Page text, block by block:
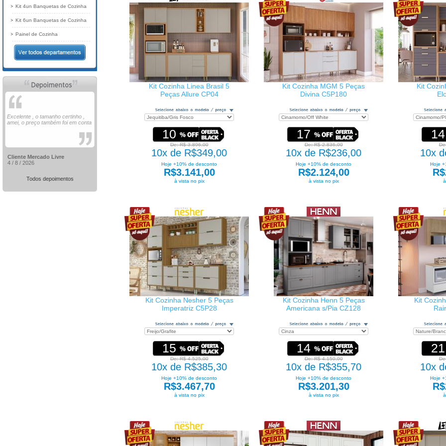
Kit Cozinha Linea Brasil 5
Peças Allure CP04
10
De: R$ 3.896,00
10x de R$349,00
Hoje +10% de desconto
R$3.141,00
à vista no pix
Kit Cozinha MGM 5 Peças
Divina C5P180
17
De: R$ 2.836,00
10x de R$236,00
Hoje +10% de desconto
R$2.124,00
à vista no pix
Kit
14
10x
Hoje
Kit Cozinha Nesher 5 Peças
Imperatriz C5P28
15
De: R$ 4.525,00
10x de R$385,30
Hoje +10% de desconto
R$3.467,70
à vista no pix
Kit Cozinha Henn 5 Peças
Americana s/Pia CZ128
14
De: R$ 4.150,00
10x de R$355,70
Hoje +10% de desconto
R$3.201,30
à vista no pix
Kit
21
10x
Hoje
Kit 4un Banquetas de Cozinha
Kit 6un Banquetas de Cozinha
Painel de Cozinha
Excelente , o tamanho certinho ,
amei, o preço também foi em conta
Cliente Mercado Livre
4 / 8 / 2026
Todos depoimentos